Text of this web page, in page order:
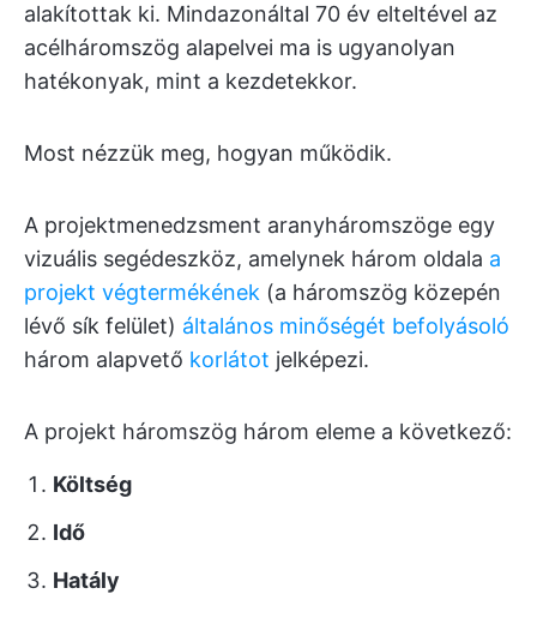
alakítottak ki. Mindazonáltal 70 év elteltével az
acélháromszög alapelvei ma is ugyanolyan
hatékonyak, mint a kezdetekkor.
Most nézzük meg, hogyan működik.
A projektmenedzsment aranyháromszöge egy
vizuális segédeszköz, amelynek három oldala a
projekt végtermékének (a háromszög közepén
lévő sík felület) általános minőségét befolyásoló
három alapvető korlátot jelképezi.
A projekt háromszög három eleme a következő:
Költség
Idő
Hatály